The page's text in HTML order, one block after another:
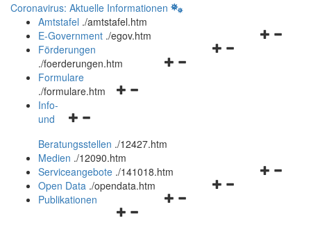
Coronavirus: Aktuelle Informationen
Amtstafel ./amtstafel.htm
Navigationsmenü
E-Government ./egov.htm
Navigationsmenü
Förderungen
./foerderungen.htm
Navigationsmenü
Formulare
./formulare.htm
Navigationsmenü
und
schließen
Info-
und
Beratungsstellen ./12427.htm
Medien ./12090.htm
Navigationsmenü
Serviceangebote ./141018.htm
Navigationsmenü
Open Data ./opendata.htm
Navigationsmenü
Publikationen